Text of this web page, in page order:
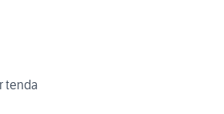
tenda